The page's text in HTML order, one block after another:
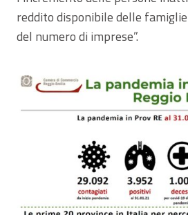
reddito disponibile delle
del numero di imprese”.